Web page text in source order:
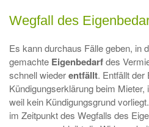
Wegfall des
Es kann durchaus Fälle geben, in
gemachte Eigenbedarfdes
schnell wiederentfällt. Entfällt der
Kündigungserklärung beim
weil kein Kündigungsgrund
im Zeitpunkt des Wegfalls des